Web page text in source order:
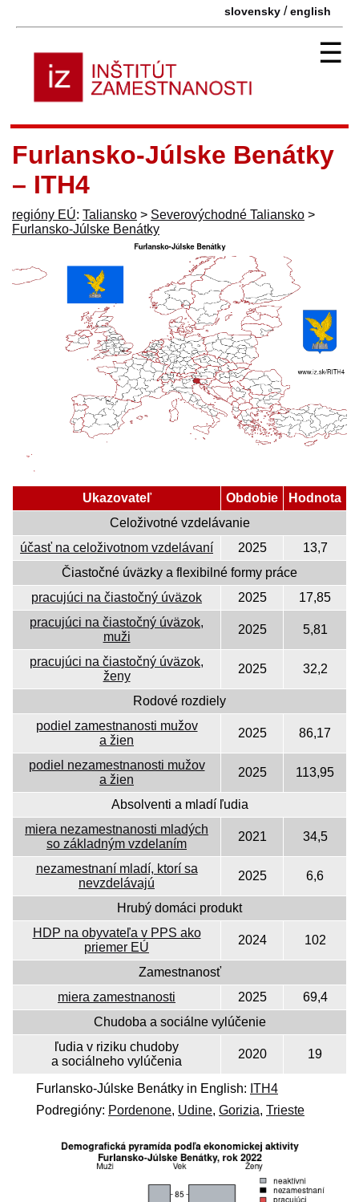
slovensky /english
☰
Furlansko-Júlske Benátky
– ITH4
regióny EÚ: Taliansko > Severovýchodné Taliansko >
Furlansko-Júlske Benátky
Ukazovateľ Obdobie
Hodnota
Celoživotné vzdelávanie
účasť na celoživotnom vzdelávaní
2025
13,7
Čiastočné úväzky a flexibilné formy práce
pracujúci na čiastočný úväzok
2025
17,85
pracujúci na čiastočný úväzok,
muži
2025 5,81
pracujúci na čiastočný úväzok,
ženy
2025 32,2
Rodové rozdiely
podiel zamestnanosti mužov
a žien
2025 86,17
podiel nezamestnanosti mužov
a žien
2025 113,95
Absolventi a mladí ľudia
miera nezamestnanosti mladých
so základným vzdelaním
2021 34,5
nezamestnaní mladí, ktorí sa
nevzdelávajú
2025 6,6
Hrubý domáci produkt
HDP na obyvateľa v PPS ako
priemer EÚ
2024 102
Zamestnanosť
miera zamestnanosti
2025
69,4
Chudoba a sociálne vylúčenie
ľudia v riziku chudoby
a sociálneho vylúčenia
2020 19
Furlansko-Júlske Benátky in English: ITH4
Podregióny: Pordenone, Udine, Gorizia, Trieste